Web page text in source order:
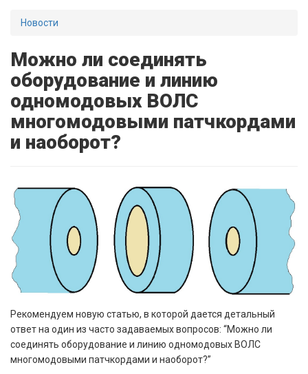
Новости
Можно ли соединять
оборудование и линию
одномодовых ВОЛС
многомодовыми патчкордами
и наоборот?
Рекомендуем новую статью, в которой дается детальный
ответ на один из часто задаваемых вопросов: “Можно ли
соединять оборудование и линию одномодовых ВОЛС
многомодовыми патчкордами и наоборот?”